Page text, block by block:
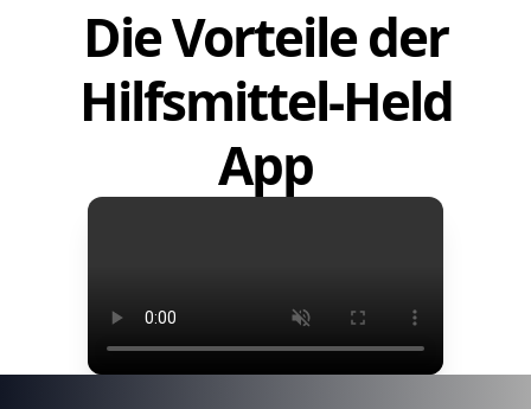
Die Vorteile der
Hilfsmittel-Held
App